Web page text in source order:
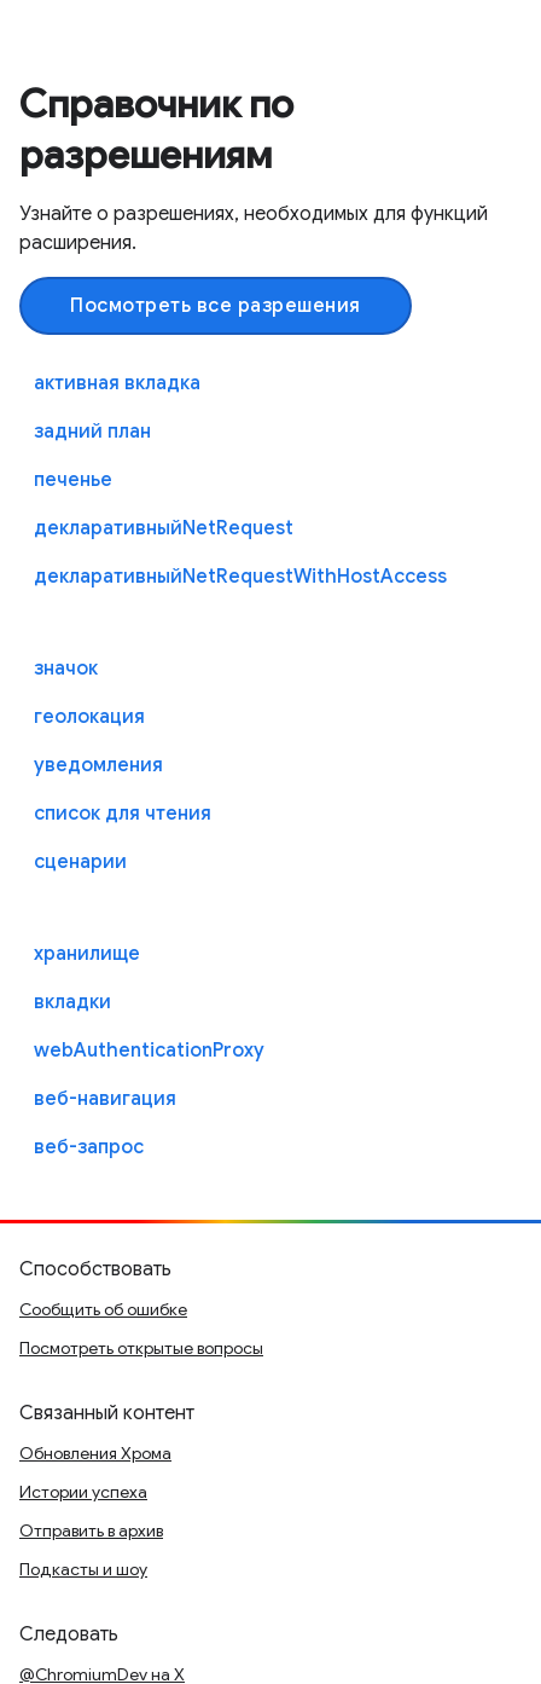
Справочник по
разрешениям
Узнайте о разрешениях, необходимых для функций
расширения.
Посмотреть все разрешения
активная вкладка
задний план
печенье
декларативныйNetRequest
декларативныйNetRequestWithHostAccess
значок
геолокация
уведомления
список для чтения
сценарии
хранилище
вкладки
webAuthenticationProxy
веб-навигация
веб-запрос
Способствовать
Сообщить об ошибке
Посмотреть открытые вопросы
Связанный контент
Обновления Хрома
Истории успеха
Отправить в архив
Подкасты и шоу
Следовать
@ChromiumDev на X